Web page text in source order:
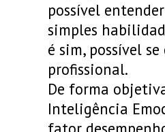
possível
simples
é sim, possível
profissional.
De forma
Inteligência